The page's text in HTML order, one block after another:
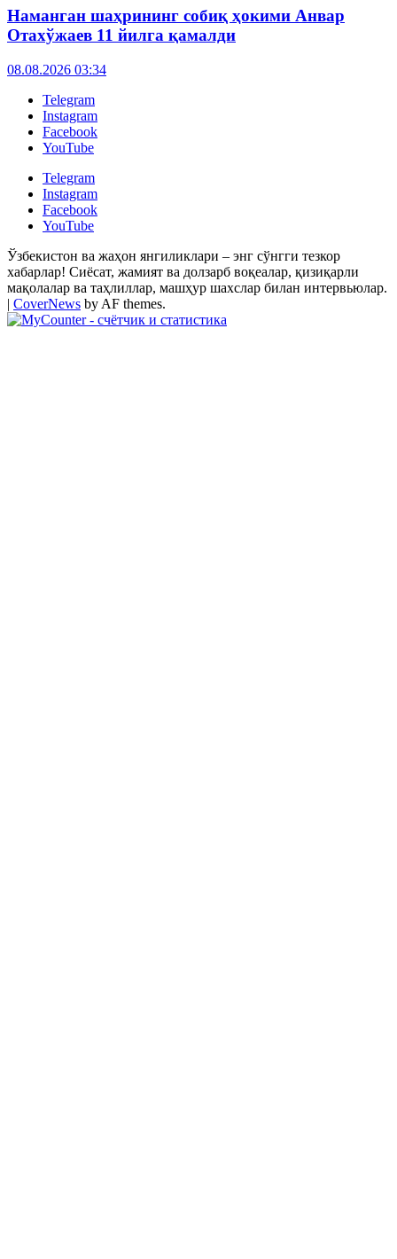
Наманган шаҳрининг собиқ ҳокими Анвар
Отахўжаев 11 йилга қамалди
08.08.2026 03:34
Telegram
Instagram
Facebook
YouTube
Telegram
Instagram
Facebook
YouTube
Ўзбекистон ва жаҳон янгиликлари – энг сўнгги тезкор
хабарлар! Сиёсат, жамият ва долзарб воқеалар, қизиқарли
мақолалар ва таҳлиллар, машҳур шахслар билан интервьюлар.
| CoverNews by AF themes.